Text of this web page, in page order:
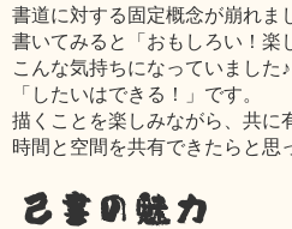
書道に対する固定概念が崩れま
書いてみると「おもしろい！楽
こんな気持ちになっていました♪
「したいはできる！」です。
描くことを楽しみながら、共に
時間と空間を共有できたらと思
己書の魅力